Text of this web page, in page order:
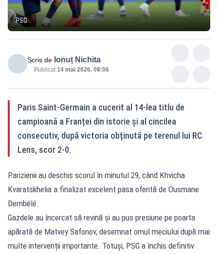
PSG
Scris de Ionuț Nichita
Publicat:14 mai 2026, 08:06
Paris Saint-Germain a cucerit al 14-lea titlu de
campioană a Franței din istorie și al cincilea
consecutiv, după victoria obținută pe terenul lui RC
Lens, scor 2-0.
Parizienii au deschis scorul în minutul 29, când Khvicha
Kvaratskhelia a finalizat excelent pasa oferită de Ousmane
Dembélé.
Gazdele au încercat să revină și au pus presiune pe poarta
apărată de Matvey Safonov, desemnat omul meciului după mai
multe intervenții importante. Totuși, PSG a închis definitiv